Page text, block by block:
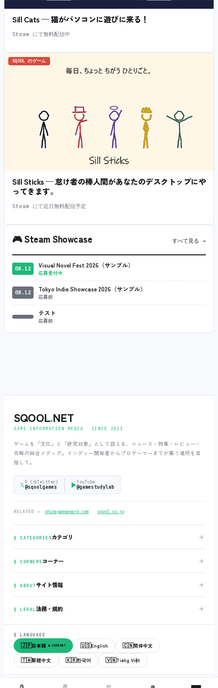
Sill Cats — 猫がパソコンに遊びに来る！
Steam にて無料配信中
SQOOL のゲーム
Sill Sticks — 怠け者の棒人間があなたのデスクトップにや
ってきます。
Steam にて近日無料配信予定
🎮Steam Showcase すべて見る →
08.12 Visual Novel Fest 2026（サンプル）
応募受付中
08.12 Tokyo Indie Showcase 2026（サンプル）
応募前
テスト
応募前
SQOOL.NET
GAME INFORMATION MEDIA ‧ SINCE 2013
ゲームを「文化」と「研究対象」として捉える、ニュース・特集・レビュー・
攻略の総合メディア。インディー開発者からプロゲーマーまでが集う場所を目
指して。
𝕏 X (旧Twitter)
@sqoolgames ▶YouTube
@gamestudylab
RELATED → shibagameaward.com ‧ sqool.co.jp
§ CATEGORIESカテゴリ ＋
§ CORNERS コーナー ＋
§ ABOUTサイト情報 ＋
§ LEGAL法務・規約 ＋
§ LANGUAGE
🇯🇵日本語 ● CURRENT 🇺🇸English 🇨🇳简体中文
🇹🇼繁體中文 🇰🇷한국어 🇻🇳Tiếng Việt
© 2018-2026 sqool.co.jp ‧ All rights reserved. v3.0.0 build 20260505
🏠 📰 ✏️ 💼